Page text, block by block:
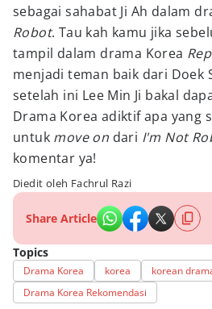
sebagai sahabat Ji Ah dalam
Robot. Tau kah kamu jika
tampil dalam drama Korea
menjadi teman baik dari Doek
setelah ini Lee Min Ji bakal
Drama Korea adiktif apa yang
untuk move on dari I'm Not
komentar ya!
Diedit oleh Fachrul Razi
Share Article
Topics
Drama Korea korea korean
Drama Korea Rekomendasi